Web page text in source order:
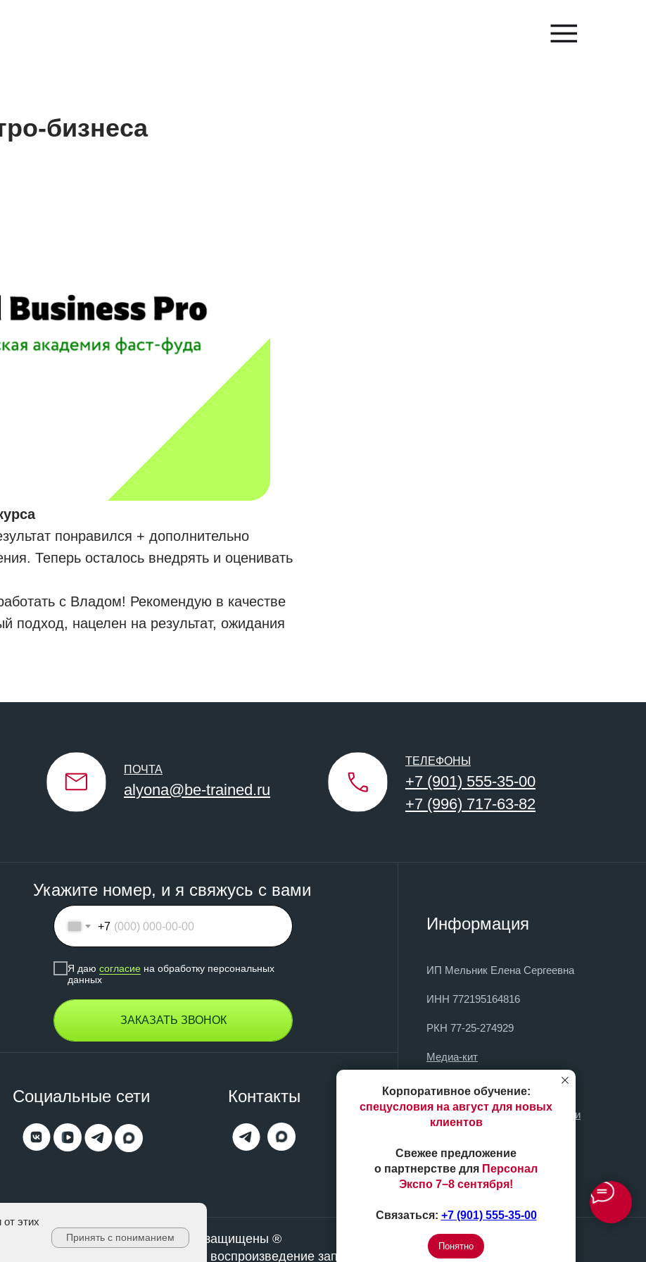
бизнеса
понравился + дополнительно
Теперь осталось внедрять и оценивать
с Владом! Рекомендую в качестве
подход, нацелен на результат, ожидания
Корпоративное обучение:
спецусловия на август для новых
клиентов
Свежее предложение
о партнерстве для Персонал
Экспо 7−8 сентября!
Связаться: +7 (901) 555-35-00
Понятно
этих
Принять с пониманием
Медиа-кит
Образование
ИП Мельник Елена Сергеевна
РКН 77-25-274929
ИНН 772195164816
Политика конфиденциальности
Информация
ПОЧТА
alyona@be-trained.ru
ТЕЛЕФОНЫ
+7 (996) 717-63-82
+7 (901) 555-35-00
Укажите номер, и я свяжусь с вами
Все права защищены ®
Копирование, клонирование, воспроизведение запрещено.
+7
Я даю согласие на обработку персональных
данных
ЗАКАЗАТЬ ЗВОНОК
Социальные сети Контакты